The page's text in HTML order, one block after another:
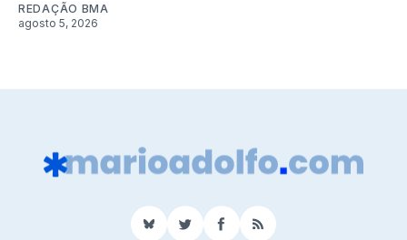
REDAÇÃO BMA
agosto 5, 2026
BlueSkyTwitterFacebook
RSS